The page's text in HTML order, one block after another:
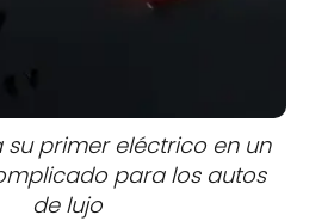
su primer eléctrico en un
para los autos
de lujo